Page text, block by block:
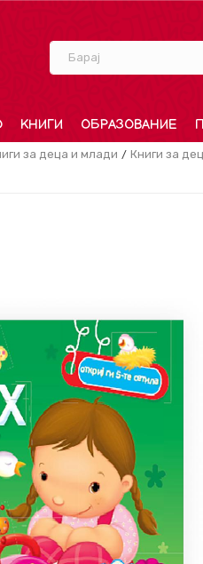
Барај
КНИГИ ОБРАЗОВАНИЕ
за деца и млади Книги за